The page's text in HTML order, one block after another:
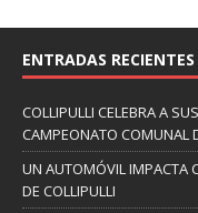
ENTRADAS RECIENTES
COLLIPULLI CELEBRA A
CAMPEONATO COMUNAL
UN AUTOMÓVIL IMPACTA
DE COLLIPULLI